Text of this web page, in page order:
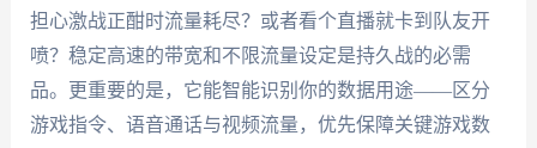
担心激战正酣时流量耗尽？或者看个直播就卡到队友开
喷？稳定高速的带宽和不限流量设定是持久战的必需
品。更重要的是，它能智能识别你的数据用途——区分
游戏指令、语音通话与视频流量，优先保障关键游戏数